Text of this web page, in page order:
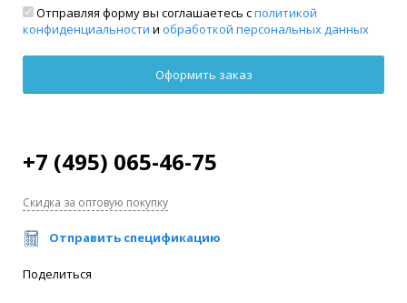
Отправляя форму вы соглашаетесь сполитикой
конфиденциальности и обработкой персональных данных
+7 (495) 065-46-75
Скидка за оптовую покупку
Отправить спецификацию
Поделиться